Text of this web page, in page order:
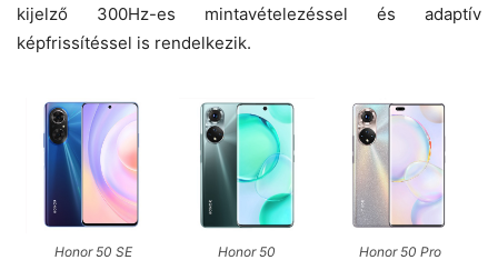
kijelző 300Hz-es mintavételezéssel és adaptív
képfrissítéssel is rendelkezik.
Honor 50 SE Honor 50 Honor 50 Pro